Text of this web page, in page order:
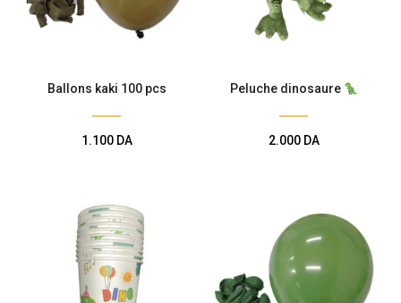
Accessoires
Emballage
Ballons kaki 100 pcs
1.100 DA
Peluche dinosaure
2.000 DA